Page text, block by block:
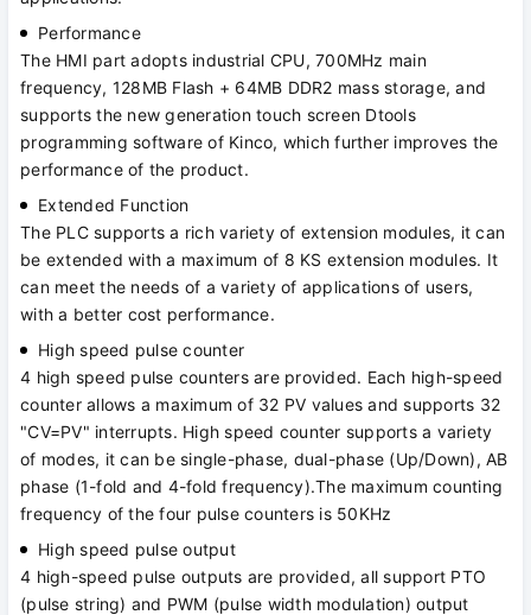
Performance
The HMI part adopts industrial CPU, 700MHz main
frequency, 128MB Flash + 64MB DDR2 mass storage, and
supports the new generation touch screen Dtools
programming software of Kinco, which further improves the
performance of the product.
Extended Function
The PLC supports a rich variety of extension modules, it can
be extended with a maximum of 8 KS extension modules. It
can meet the needs of a variety of applications of users,
with a better cost performance.
High speed pulse counter
4 high speed pulse counters are provided. Each high-speed
counter allows a maximum of 32 PV values and supports 32
"CV=PV" interrupts. High speed counter supports a variety
of modes, it can be single-phase, dual-phase (Up/Down), AB
phase (1-fold and 4-fold frequency).The maximum counting
frequency of the four pulse counters is 50KHz
High speed pulse output
4 high-speed pulse outputs are provided, all support PTO
(pulse string) and PWM (pulse width modulation) output